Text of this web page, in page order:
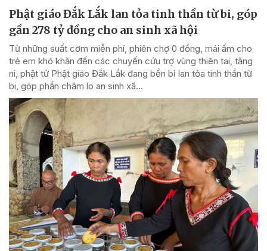
Phật giáo Đắk Lắk lan tỏa tinh thần từ bi, góp
gần 278 tỷ đồng cho an sinh xã hội
Từ những suất cơm miễn phí, phiên chợ 0 đồng, mái ấm cho
trẻ em khó khăn đến các chuyến cứu trợ vùng thiên tai, tăng
ni, phật tử Phật giáo Đắk Lắk đang bền bỉ lan tỏa tinh thần từ
bi, góp phần chăm lo an sinh xã...